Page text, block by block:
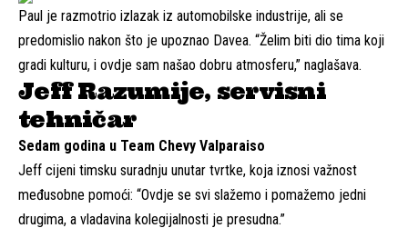
Paul je razmotrio izlazak iz automobilske industrije, ali se
predomislio nakon što je upoznao Davea. “Želim biti dio tima koji
gradi kulturu, i ovdje sam našao dobru atmosferu,” naglašava.
Jeff Razumije, servisni
tehničar
Sedam godina u Team Chevy Valparaiso
Jeff cijeni timsku suradnju unutar tvrtke, koja iznosi važnost
međusobne pomoći: “Ovdje se svi slažemo i pomažemo jedni
drugima, a vladavina kolegijalnosti je presudna.”